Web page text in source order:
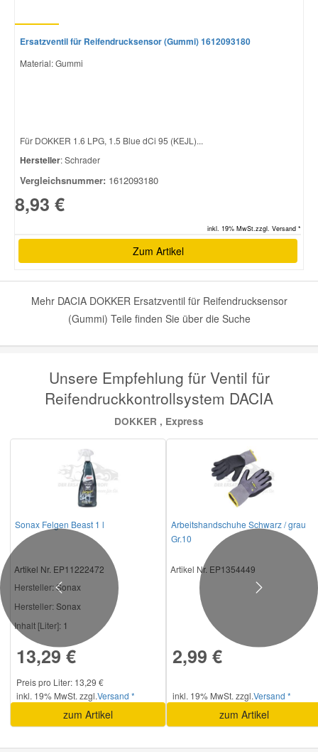
Ersatzventil für Reifendrucksensor (Gummi) 1612093180
Material: Gummi
Für DOKKER 1.6 LPG, 1.5 Blue dCi 95 (KEJL)...
Hersteller: Schrader
Vergleichsnummer: 1612093180
8,93 €
inkl. 19% MwSt.zzgl. Versand *
Zum Artikel
Mehr DACIA DOKKER Ersatzventil für Reifendrucksensor
(Gummi) Teile finden Sie über die Suche
Unsere Empfehlung für Ventil für
Reifendruckkontrollsystem DACIA
DOKKER , Express
Sonax Felgen Beast 1 l
Artikel Nr. EP11222472
Hersteller: Sonax
Hersteller: Sonax
Inhalt [Liter]: 1
13,29 €
Preis pro Liter: 13,29 €
inkl. 19% MwSt. zzgl.Versand *
zum Artikel
Arbeitshandschuhe Schwarz / grau
Gr.10
Artikel Nr. EP1354449
2,99 €
inkl. 19% MwSt. zzgl.Versand *
zum Artikel
Previous Next
Seat Ersatzteile
Volvo Ersatzteile